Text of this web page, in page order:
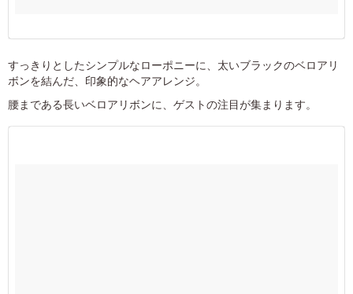
すっきりとしたシンプルなローポニーに、太いブラックのベロアリ
ボンを結んだ、印象的なヘアアレンジ。
腰まである長いベロアリボンに、ゲストの注目が集まります。